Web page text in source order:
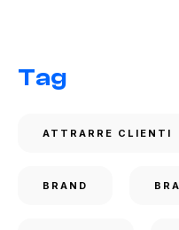
Tag
ATTRARRE CLIENTI
BRAND